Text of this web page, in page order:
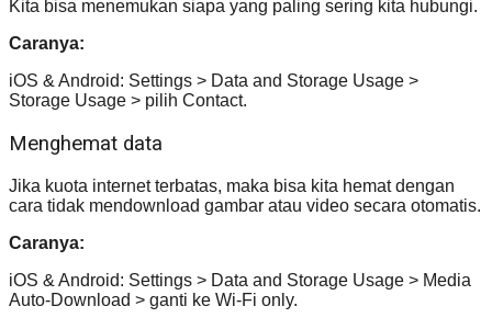
Kita bisa menemukan siapa yang paling sering kita hubungi.
Caranya:
iOS & Android: Settings > Data and Storage Usage >
Storage Usage > pilih Contact.
Menghemat data
Jika kuota internet terbatas, maka bisa kita hemat dengan
cara tidak mendownload gambar atau video secara otomatis.
Caranya:
iOS & Android: Settings > Data and Storage Usage > Media
Auto-Download > ganti ke Wi-Fi only.